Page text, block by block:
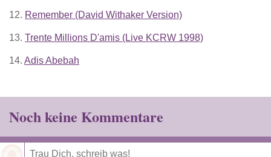
12. Remember (David Withaker Version)
13. Trente Millions D'amis (Live KCRW 1998)
14. Adis Abebah
Noch keine Kommentare